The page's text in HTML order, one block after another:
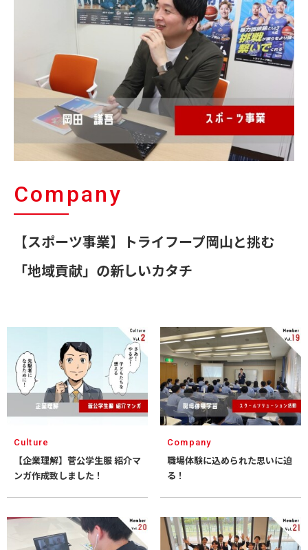
Company
【スポーツ事業】トライフープ岡山と挑む
「地域貢献」の新しいカタチ
Culture
【企業理解】菅公学生服 紹介マ
ンガ作成致しました！
Company
職場体験に込められた思いに迫
る！